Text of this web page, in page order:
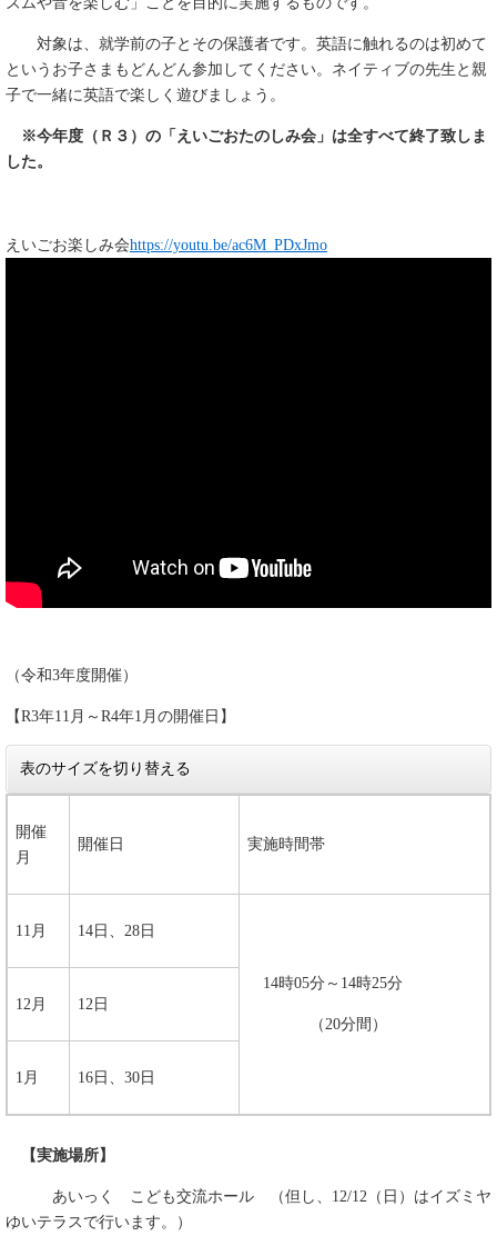
対象は、就学前の子とその保護者です。英語に触れるのは初めて
というお子さまもどんどん参加してください。ネイティブの先生と親
子で一緒に英語で楽しく遊びましょう。
※今年度（Ｒ３）の「えいごおたのしみ会」は全すべて終了致しま
した。
えいごお楽しみ会https://youtu.be/ac6M_PDxJmo
（令和3年度開催）
【R3年11月～R4年1月の開催日】
表のサイズを切り替える
開催
月
開催日 実施時間帯
11月 14日、28日
14時05分～14時25分
（20分間）
12月 12日
1月 16日、30日
【実施場所】
あいっく こども交流ホール （但し、12/12（日）はイズミヤ
ゆいテラスで行います。）